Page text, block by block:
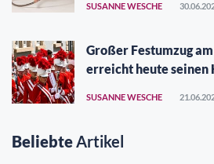
SUSANNE WESCHE
Großer Festumzug
erreicht heute seinen
SUSANNE WESCHE
BeliebteArtikel